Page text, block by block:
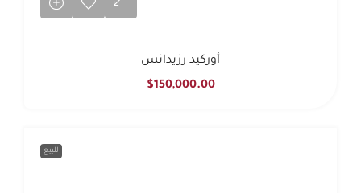
أوركيد رزيدانس
$150,000.00
للبيع